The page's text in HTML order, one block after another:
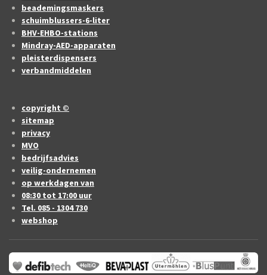
beademingsmaskers
schuimblussers-6-liter
BHV-EHBO-stations
Mindray-AED-apparaten
pleisterdispensers
verbandmiddelen
copyright ©
sitemap
privacy
MVO
bedrijfsadvies
veilig-ondernemen
op werkdagen van
08:30 tot 17:00 uur
Tel. 085 - 1304 730
webshop